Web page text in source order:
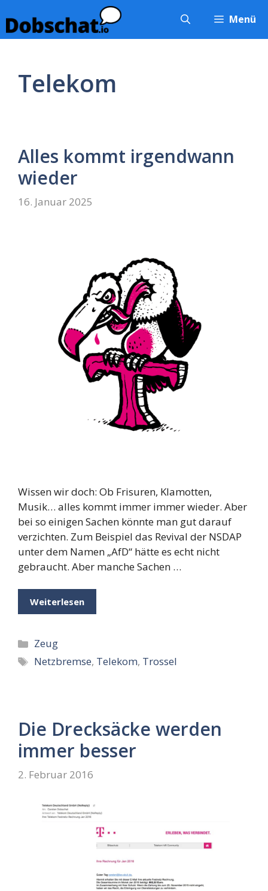
Inhalt
springen
Menü
Telekom
Alles kommt irgendwann
wieder
16. Januar 2025
Wissen wir doch: Ob Frisuren, Klamotten,
Musik… alles kommt immer immer wieder. Aber
bei so einigen Sachen könnte man gut darauf
verzichten. Zum Beispiel das Revival der NSDAP
unter dem Namen „AfD“ hätte es echt nicht
gebraucht. Aber manche Sachen …
Weiterlesen
Kategorien
Zeug
Schlagwörter
Netzbremse, Telekom, Trossel
Die Drecksäcke werden
immer besser
2. Februar 2016